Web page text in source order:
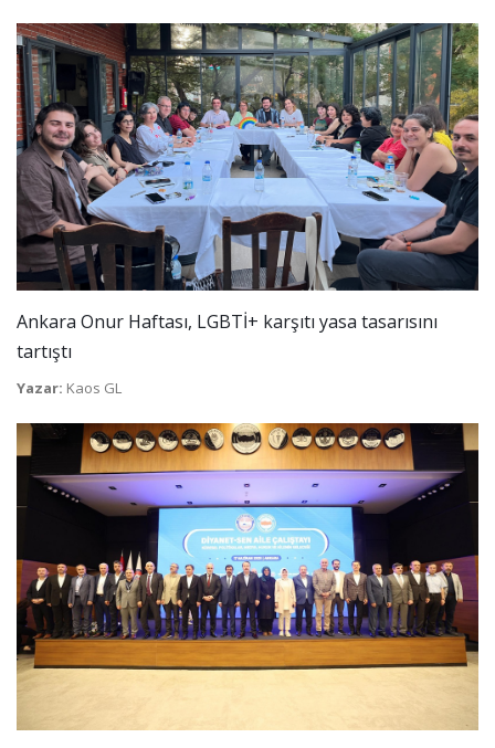
Ankara Onur Haftası, LGBTİ+ karşıtı yasa tasarısını
tartıştı
Yazar: Kaos GL